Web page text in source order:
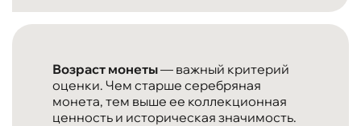
Возраст монеты— важный критерий
оценки. Чем старше серебряная
монета, тем выше ее коллекционная
ценность и историческая значимость.